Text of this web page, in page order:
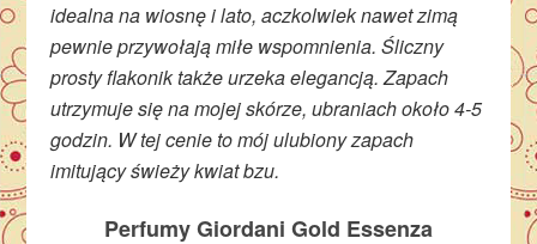
idealna na wiosnę i lato, aczkolwiek nawet zimą
pewnie przywołają miłe wspomnienia. Śliczny
prosty flakonik także urzeka elegancją. Zapach
utrzymuje się na mojej skórze, ubraniach około 4-5
godzin. W tej cenie to mój ulubiony zapach
imitujący świeży kwiat bzu.
Perfumy Giordani Gold Essenza